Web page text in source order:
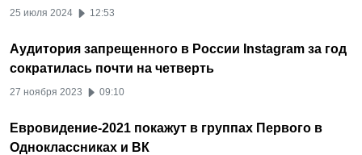
25 июля 2024 12:53
Аудитория запрещенного в России Instagram за год
сократилась почти на четверть
27 ноября 2023 09:10
Евровидение-2021 покажут в группах Первого в
Одноклассниках и ВК